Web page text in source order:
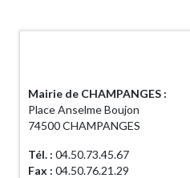
Mairie de CHAMPANGES :
Place Anselme Boujon
74500 CHAMPANGES
Tél. : 04.50.73.45.67
Fax : 04.50.76.21.29